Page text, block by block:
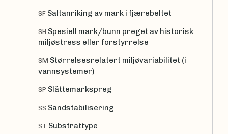
SF Saltanriking av mark i fjærebeltet
SH Spesiell mark/bunn preget av historisk
miljøstress eller forstyrrelse
SM Størrelsesrelatert miljøvariabilitet (i
vannsystemer)
SP Slåttemarkspreg
SS Sandstabilisering
ST Substrattype